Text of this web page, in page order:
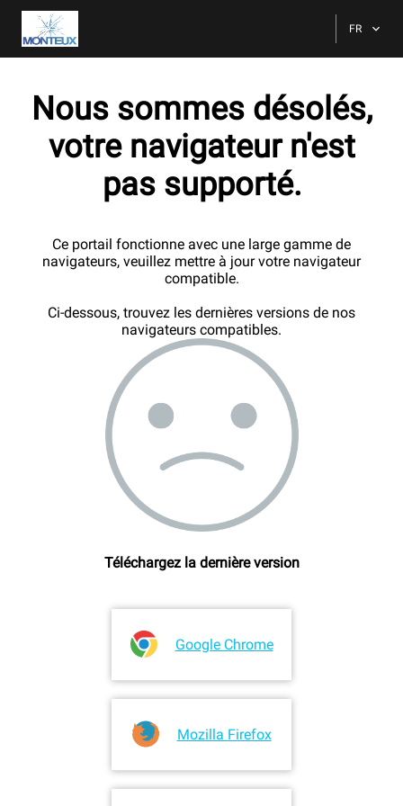
FR
Nous sommes désolés,
votre navigateur n'est
pas supporté.
Ce portail fonctionne avec une large gamme de
navigateurs, veuillez mettre à jour votre navigateur
compatible.
Ci-dessous, trouvez les dernières versions de nos
navigateurs compatibles.
Téléchargez la dernière version
Google Chrome
Mozilla Firefox